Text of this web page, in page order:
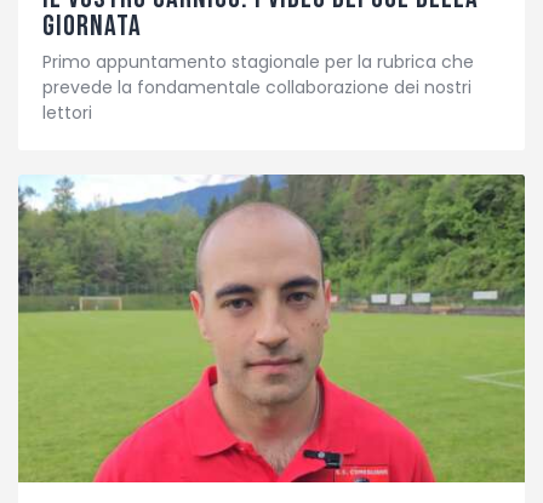
giornata
Primo appuntamento stagionale per la rubrica che
prevede la fondamentale collaborazione dei nostri
lettori